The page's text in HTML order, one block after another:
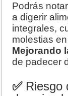
Podrás
a digerir
integrales,
molestias
Mejorando
de padecer
✅ Riesgo